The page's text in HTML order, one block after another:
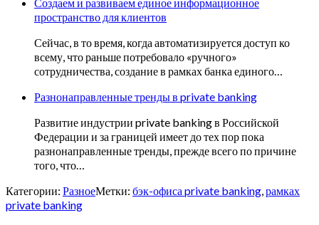
Создаем и развиваем единое информационное
пространство для клиентов
Сейчас, в то время, когда автоматизируется доступ ко
всему, что раньше потребовало «ручного»
сотрудничества, создание в рамках банка единого…
Разнонаправленные тренды в private banking
Развитие индустрии private banking в Российской
Федерации и за границей имеет до тех пор пока
разнонаправленные тренды, прежде всего по причине
того, что…
Категории: РазноеМетки: бэк-офиса private banking,рамках
private banking